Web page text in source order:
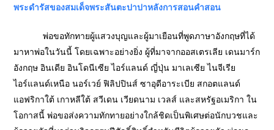
พระดำรัสของสมเด็จพระสันตะปาปาหลังการสอนคำสอน
พ่อขอทักทายผู้แสวงบุญและผู้มาเยือนที่พูดภาษาอังกฤษที่ได้
มาหาพ่อในวันนี้ โดยเฉพาะอย่างยิ่ง ผู้ที่มาจากออสเตรเลีย เดนมาร์ก
อังกฤษ อินเดีย อินโดนีเซีย ไอร์แลนด์ ญี่ปุ่น มาเลเซีย ไนจีเรีย
ไอร์แลนด์เหนือ นอร์เวย์ ฟิลิปปินส์ ซาอุดีอาระเบีย สกอตแลนด์
แอฟริกาใต้ เกาหลีใต้ สวีเดน เวียดนาม เวลส์ และสหรัฐอเมริกา ใน
โอกาสนี้ พ่อขอส่งความทักทายอย่างใกล้ชิดเป็นพิเศษต่อนักบวชและ